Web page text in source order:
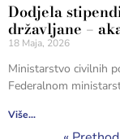
Dodjela
državljane –
18 Maja, 2026
Ministarstvo civilnih
Federalnom
Više...